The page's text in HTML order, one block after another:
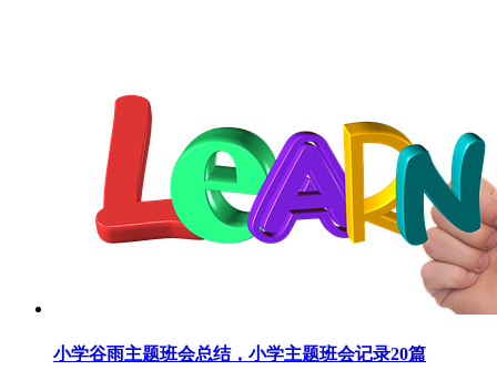
小学谷雨主题班会总结，小学主题班会记录20篇